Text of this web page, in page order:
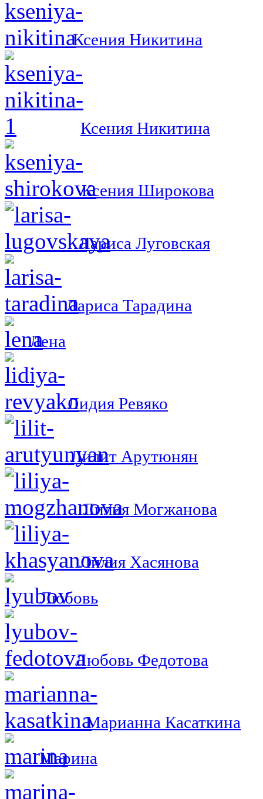
Ксения Никитина
Ксения Никитина
Ксения Широкова
Лариса Луговская
Лариса Тарадина
Лена
Лидия Ревяко
Лилит Арутюнян
Лилия Могжанова
Лилия Хасянова
Любовь
Любовь Федотова
Марианна Касаткина
Марина